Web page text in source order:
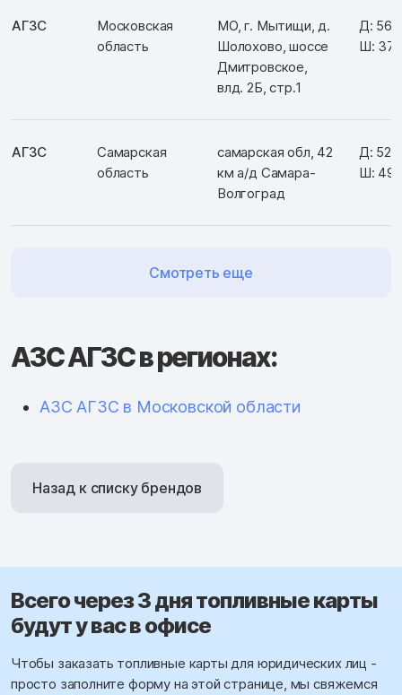
АГЗС
Московская
область
МО, г. Мытищи, д.
Шолохово, шоссе
Дмитровское,
влд. 2Б, стр.1
Д:
Ш:
АГЗС
Самарская
область
самарская обл, 42
км а/д Самара-
Волгоград
Д:
Ш:
Смотреть еще
АЗС АГЗС в регионах:
АЗС АГЗС в Московской области
Назад к списку брендов
Всего через 3 дня топливные карты
будут у вас в офисе
Чтобы заказать топливные карты для юридических лиц -
просто заполните форму на этой странице, мы свяжемся